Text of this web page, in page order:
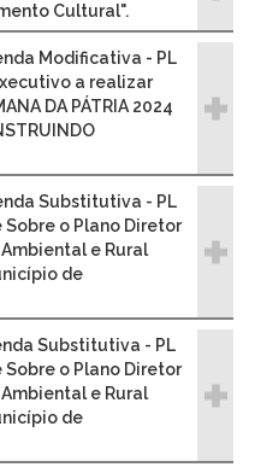
Cultural".
Modificativa - PL
a realizar
DA PÁTRIA 2024
Substitutiva - PL
o Plano Diretor
e Rural
de
Substitutiva - PL
o Plano Diretor
e Rural
de